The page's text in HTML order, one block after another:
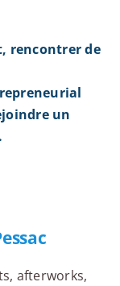
rencontrer de
un
afterworks,